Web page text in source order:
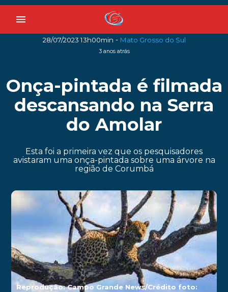
menu
28/07/2023 13h00min - Mato Grosso do Sul
3 anos atrás
Onça-pintada é filmada
descansando na Serra
do Amolar
Esta foi a primeira vez que os pesquisadores
avistaram uma onça-pintada sobre uma árvore na
região de Corumbá
Reprodução: Campo Grande News/Crédito foto: